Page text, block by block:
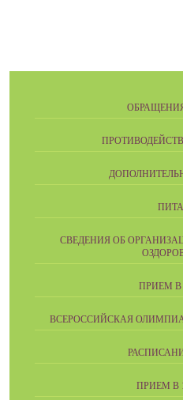
СВЕДЕНИЯ ОБ
ПРИЕМ В
ВСЕРОССИЙСКАЯ
ПРИЕМ В